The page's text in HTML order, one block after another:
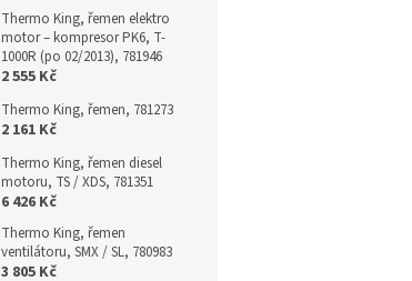
Thermo King, řemen elektro
motor – kompresor PK6, T-
1000R (po 02/2013), 781946
2 555 Kč
Thermo King, řemen, 781273
2 161 Kč
Thermo King, řemen diesel
motoru, TS / XDS, 781351
6 426 Kč
Thermo King, řemen
ventilátoru, SMX / SL, 780983
3 805 Kč